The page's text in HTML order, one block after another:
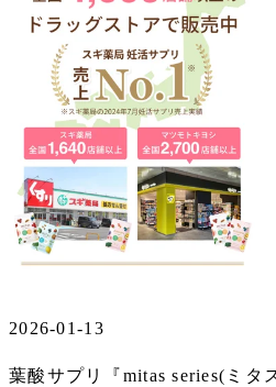
2026-01-13
葉酸サプリ『mitas series(ミタ